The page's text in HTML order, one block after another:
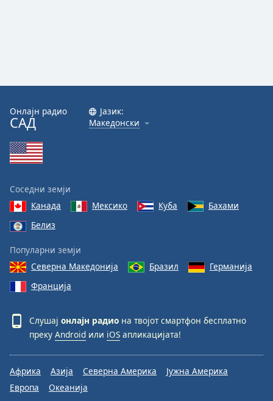
Онлајн радио
САД
Јазик:
Македонски
Соседни земји
Канада
Мексико Куба
Бахами
Белиз
Популарни земји
Северна Македонија
Бразил
Германија
Франција
Слушај онлајн радио на твојот смартфон бесплатно
преку Android или iOS апликацијата!
Африка Азија Северна Америка
Јужна Америка
Европа
Океанија